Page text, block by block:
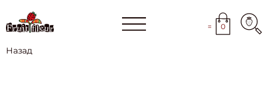
Назад
0
=